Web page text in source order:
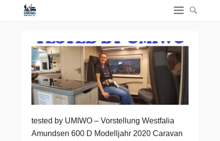
tested by UMIWO – Vorstellung Westfalia
Amundsen 600 D Modelljahr 2020 Caravan